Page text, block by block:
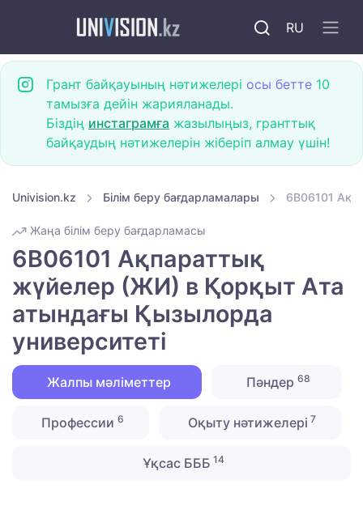
RU
Грант байқауының нәтижелері осы бетте 10
тамызға дейін жарияланады.
Біздің инстаграмға жазылыңыз, гранттық
байқаудың нәтижелерін жіберіп алмау үшін!
Univision.kz Білім беру бағдарламалары 6B06101
Жаңа білім беру бағдарламасы
6B06101 Ақпараттық
жүйелер (ЖИ) в Қорқыт Ата
атындағы Қызылорда
университеті
Жалпы мәліметтер Пәндер 68
Профессии 6 Оқыту нәтижелері 7
Ұқсас БББ 14